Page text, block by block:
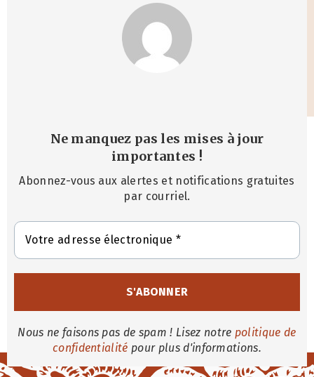
Ne manquez pas les mises à jour
importantes !
Abonnez-vous aux alertes et notifications gratuites
par courriel.
Nous ne faisons pas de spam ! Lisez notre politique de
confidentialité pour plus d'informations.